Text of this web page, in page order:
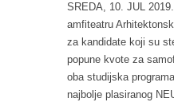
SREDA, 10. JUL
amfiteatru
za kandidate koji su
popune kvote za
oba studijska
najbolje plasiranog